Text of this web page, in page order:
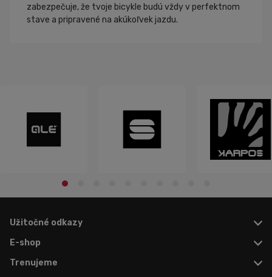
zabezpečuje, že tvoje bicykle budú vždy v perfektnom
stave a pripravené na akúkoľvek jazdu.
Užitočné odkazy
E-shop
Trenujeme